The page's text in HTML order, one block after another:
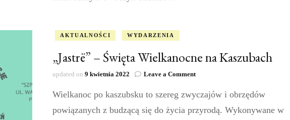
AKTUALNOŚCI WYDARZENIA
„Jastrë” – Święta Wielkanocne na Kaszubach
updated on 9 kwietnia 2022 Leave a Commenton
–
Wielkanocne
Wielkanoc po kaszubsku to szereg zwyczajów i obrzędów
powiązanych z budzącą się do życia przyrodą. Wykonywane w